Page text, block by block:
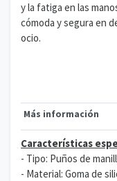
y la fatiga en las
cómoda y segura en
ocio.
Más información
Características
- Tipo: Puños de
- Material: Goma de